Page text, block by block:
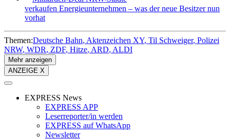
verkaufen Energieunternehmen – was der neue Besitzer nun
vorhat
Themen:Deutsche Bahn Aktenzeichen XY Til Schweiger Polizei
NRW WDR ZDF Hitze ARD ALDI
Mehr anzeigen
ANZEIGE X
EXPRESS News
EXPRESS APP
Leserreporter/in werden
EXPRESS auf WhatsApp
Newsletter